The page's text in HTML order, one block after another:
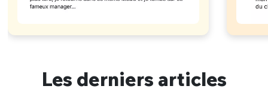
Les derniers articles